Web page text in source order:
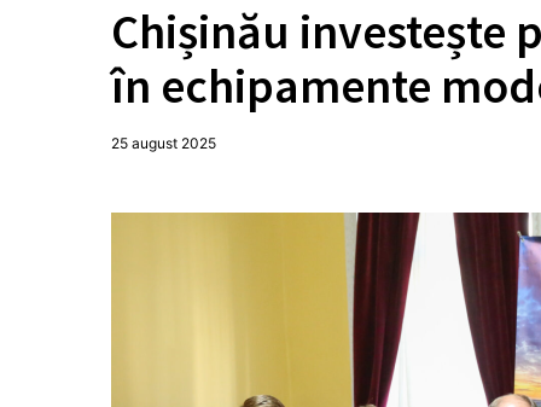
Chișinău investește
în echipamente
25 august 2025